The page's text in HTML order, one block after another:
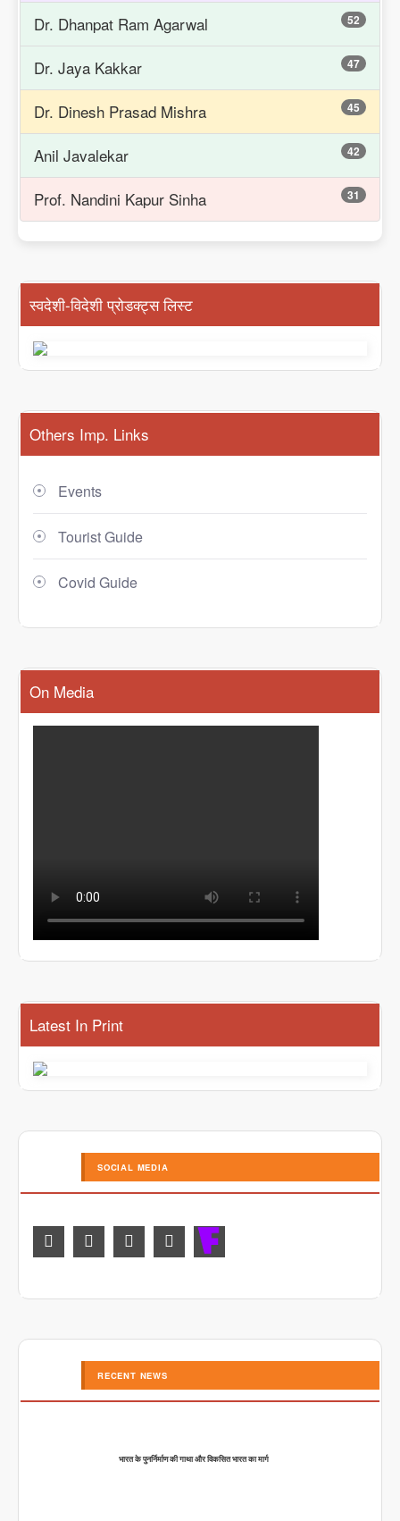
Dr. Dhanpat Ram Agarwal 52
Dr. Jaya Kakkar 47
Dr. Dinesh Prasad Mishra 45
Anil Javalekar 42
Prof. Nandini Kapur Sinha 31
स्वदेशी-विदेशी प्रोडक्ट्स लिस्ट
Others Imp. Links
Events
Tourist Guide
Covid Guide
On Media
Latest In Print
SOCIAL MEDIA
RECENT NEWS
भारत के पुनर्निर्माण की गाथा और विकसित भारत का मार्ग